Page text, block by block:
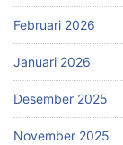
Februari 2026
Januari 2026
Desember 2025
November 2025